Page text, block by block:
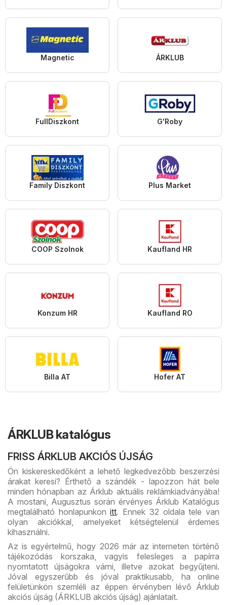
Magnetic ÁRKLUB
FullDiszkont G'Roby
Family Diszkont Plus Market
COOP Szolnok Kaufland HR
Konzum HR Kaufland RO
Billa AT Hofer AT
ÁRKLUB katalógus
FRISS ÁRKLUB AKCIÓS ÚJSÁG
Ön kiskereskedőként a lehető legkedvezőbb beszerzési
árakat keresi? Érthető a szándék - lapozzon hát bele
minden hónapban az Árklub aktuális reklámkiadványába!
A mostani, Augusztus során érvényes Árklub Katalógus
megtalálható honlapunkonitt. Ennek 32 oldala tele van
olyan akciókkal, amelyeket kétségtelenül érdemes
kihasználni.
Az is egyértelmű, hogy 2026 már az interneten történő
tájékozódás korszaka, vagyis felesleges a papírra
nyomtatott újságokra várni, illetve azokat begyűjteni.
Jóval egyszerűbb és jóval praktikusabb, ha online
felületünkön szemléli az éppen érvényben lévő Árklub
akciós újság (ÁRKLUB akciós újság) ajánlatait.